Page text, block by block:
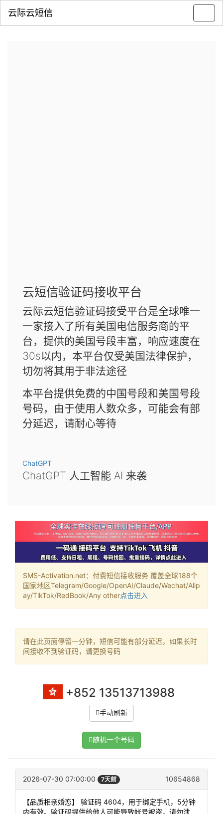
云际云短信
云短信验证码接收平台
云际云短信验证码接受平台是全球唯一
一家接入了所有美国电信服务商的平
台，提供的美国号段丰富，响应速度在
30s以内，本平台仅受美国法律保护，
切勿将其用于非法途径
本平台提供免费的中国号段和美国号段
号码，由于使用人数众多，可能会有部
分延迟，请耐心等待
ChatGPT
ChatGPT 人工智能 AI 来袭
SMS-Activation.net：付费短信接收服务 覆盖全球188个
国家地区Telegram/Google/OpenAI/Claude/Wechat/Alip
ay/TikTok/RedBook/Any other点击进入
请在此页面停留一分钟，短信可能有部分延迟，如果长时
间接收不到验证码，请更换号码
+852 13513713988
手动刷新
随机一个号码
2026-07-30 07:00:00 7天前 10654868
【品质相亲婚恋】 验证码 4604，用于绑定手机，5分钟
内有效。验证码提供给他人可能导致帐号被盗，请勿泄